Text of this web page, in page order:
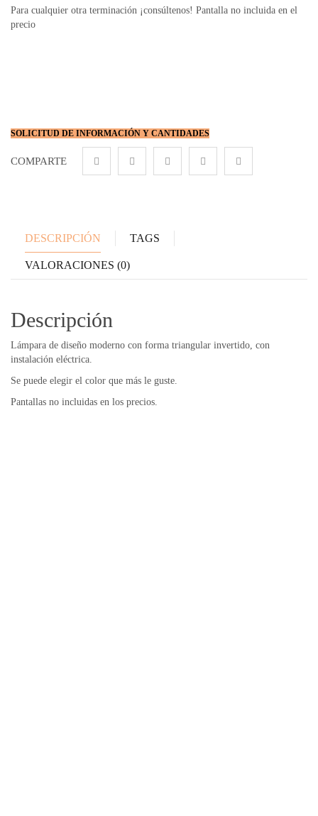
Para cualquier otra terminación ¡consúltenos! Pantalla no incluida en el
precio
SOLICITUD DE INFORMACIÓN Y CANTIDADES
COMPARTE
DESCRIPCIÓN TAGS
VALORACIONES (0)
Descripción
Lámpara de diseño moderno con forma triangular invertido, con
instalación eléctrica.
Se puede elegir el color que más le guste.
Pantallas no incluidas en los precios.